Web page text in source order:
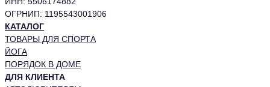
ОГРНИП: 1195543001906
КАТАЛОГ
ТОВАРЫ ДЛЯ СПОРТА
ЙОГА
ПОРЯДОК В ДОМЕ
ДЛЯ КЛИЕНТА